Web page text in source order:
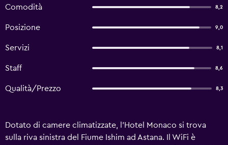
Comodità 8,2
Posizione 9,0
Servizi 8,1
Staff 8,6
Qualità/Prezzo 8,3
Dotato di camere climatizzate, l'Hotel Monaco si trova
sulla riva sinistra del Fiume Ishim ad Astana. Il WiFi è